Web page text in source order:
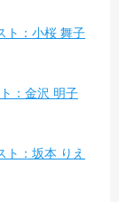
ト：小桜 舞子
：金沢 明子
：坂本 りえ